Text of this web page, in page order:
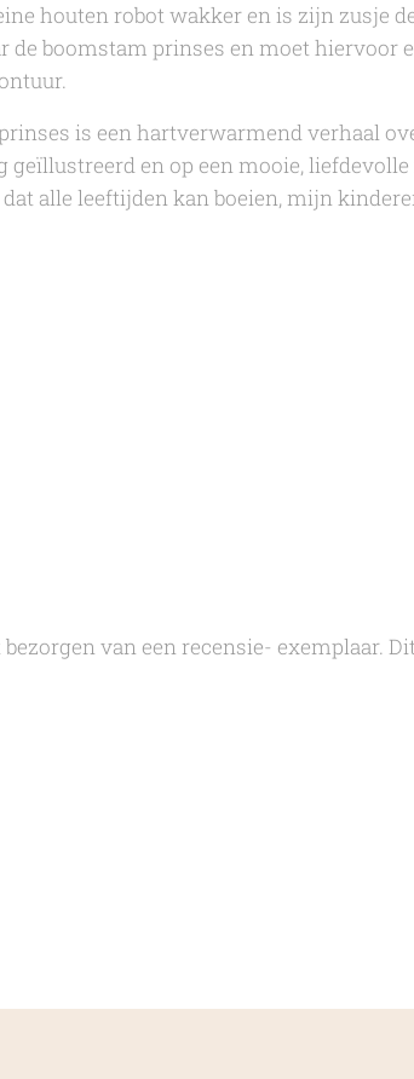
houten robot wakker en is zijn zusje
boomstam prinses en moet hiervoor
is een hartverwarmend verhaal
en op een mooie,
alle leeftijden kan boeien, mijn
van een recensie- exemplaar.